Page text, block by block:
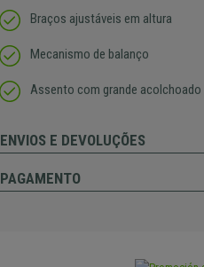
Braços ajustáveis em altura
Mecanismo de balanço
Assento com grande acolchoado
ENVIOS E DEVOLUÇÕES
PAGAMENTO